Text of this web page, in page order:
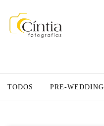
TODOS PRE-WEDDING